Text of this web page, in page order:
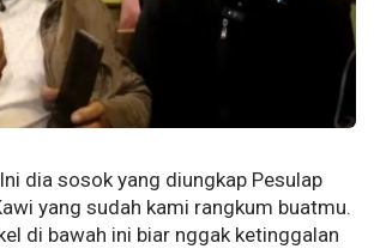
dia sosok yang diungkap Pesulap
yang sudah kami rangkum buatmu.
di bawah ini biar nggak ketinggalan